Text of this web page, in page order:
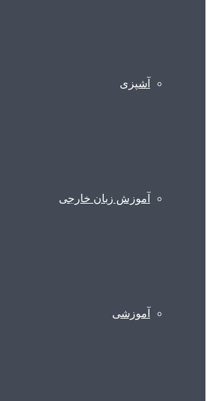
آشپزی
آموزش زبان خارجی
آموزشی